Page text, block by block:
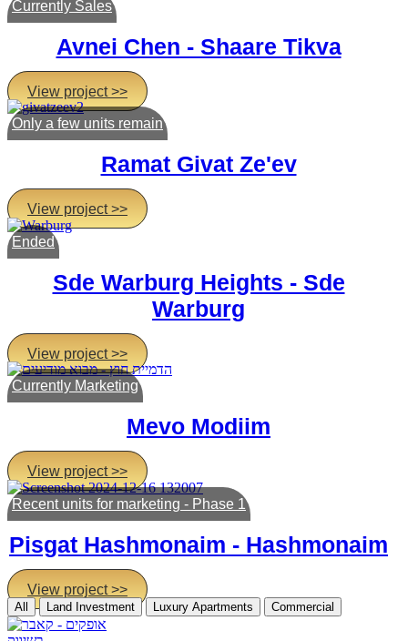
Currently Sales
Avnei Chen - Shaare Tikva
View project >>
Only a few units remain
Ramat Givat Ze'ev
View project >>
Ended
Sde Warburg Heights - Sde
Warburg
View project >>
Currently Marketing
Mevo Modiim
View project >>
Recent units for marketing - Phase 1
Pisgat Hashmonaim - Hashmonaim
View project >>
All Land Investment Luxury Apartments Commercial